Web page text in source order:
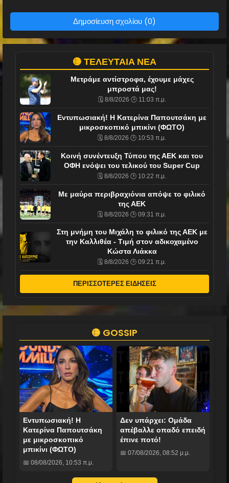
Δημοσίευση σχολίου (0)
🟡 ΤΕΛΕΥΤΑΙΑ ΝΕΑ
Μετράμε αντίστροφα, έχουμε μάχες
μπροστά μας!
🗓️ 8/8/2026 🕒 11:03 π.μ.
Εντυπωσιακή! Η Κατερίνα Παπουτσάκη με
μικροσκοπικό μπικίνι (ΦΩΤΟ)
🗓️ 8/8/2026 🕒 10:53 π.μ.
Κοινή συνέντευξη Τύπου της ΑΕΚ και του
ΟΦΗ ενόψει του τελικού του Super Cup
🗓️ 8/8/2026 🕒 10:22 π.μ.
Με μαύρα περιβραχιόνια απόψε το φιλικό
της ΑΕΚ
🗓️ 8/8/2026 🕒 09:31 π.μ.
Στη μνήμη του Μιχάλη το φιλικό της ΑΕΚ με
την Καλλιθέα - Τιμή στον αδικοχαμένο
Κώστα Λιάκκα
🗓️ 8/8/2026 🕒 09:21 π.μ.
ΠΕΡΙΣΣΟΤΕΡΕΣ ΕΙΔΗΣΕΙΣ
🟡 GOSSIP
Εντυπωσιακή! Η
Κατερίνα Παπουτσάκη
με μικροσκοπικό
μπικίνι (ΦΩΤΟ)
📅 08/08/2026, 10:53 π.μ.
Δεν υπάρχει: Ομάδα
απέβαλλε οπαδό επειδή
έπινε ποτό!
📅 07/08/2026, 08:52 μ.μ.